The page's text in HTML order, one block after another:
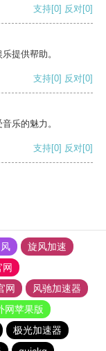
支持[0] 反对[0]
提供帮助。
支持[0] 反对[0]
乐的魅力。
支持[0] 反对[0]
旋风加速
网
风驰加速器
网苹果版
极光加速器